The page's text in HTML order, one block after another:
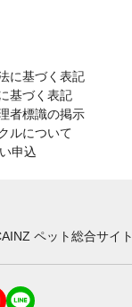
に基づく表記
基づく表記
者標識の掲示
ルについて
申込
ペット総合サイト